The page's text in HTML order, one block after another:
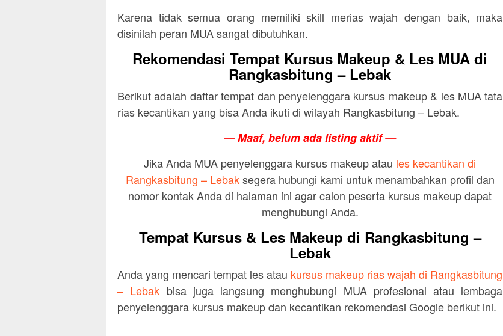
Karena tidak semua orang memiliki skill merias wajah dengan baik, maka
disinilah peran MUA sangat dibutuhkan.
Rekomendasi Tempat Kursus Makeup & Les MUA di
Rangkasbitung – Lebak
Berikut adalah daftar tempat dan penyelenggara kursus makeup & les MUA tata
rias kecantikan yang bisa Anda ikuti di wilayah Rangkasbitung – Lebak.
— Maaf, belum ada listing aktif —
Jika Anda MUA penyelenggara kursus makeup atau les kecantikan di
Rangkasbitung – Lebaksegera hubungi kami untuk menambahkan profil dan
nomor kontak Anda di halaman ini agar calon peserta kursus makeup dapat
menghubungi Anda.
Tempat Kursus & Les Makeup di Rangkasbitung –
Lebak
Anda yang mencari tempat les atau kursus makeup rias wajah di Rangkasbitung
– Lebak bisa juga langsung menghubungi MUA profesional atau lembaga
penyelenggara kursus makeup dan kecantikan rekomendasi Google berikut ini.